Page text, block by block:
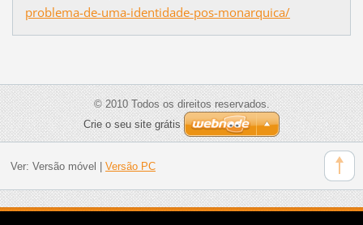
problema-de-uma-identidade-pos-monarquica/
© 2010 Todos os direitos reservados.
Crie o seu site grátis
Ver: Versão móvel Versão PC